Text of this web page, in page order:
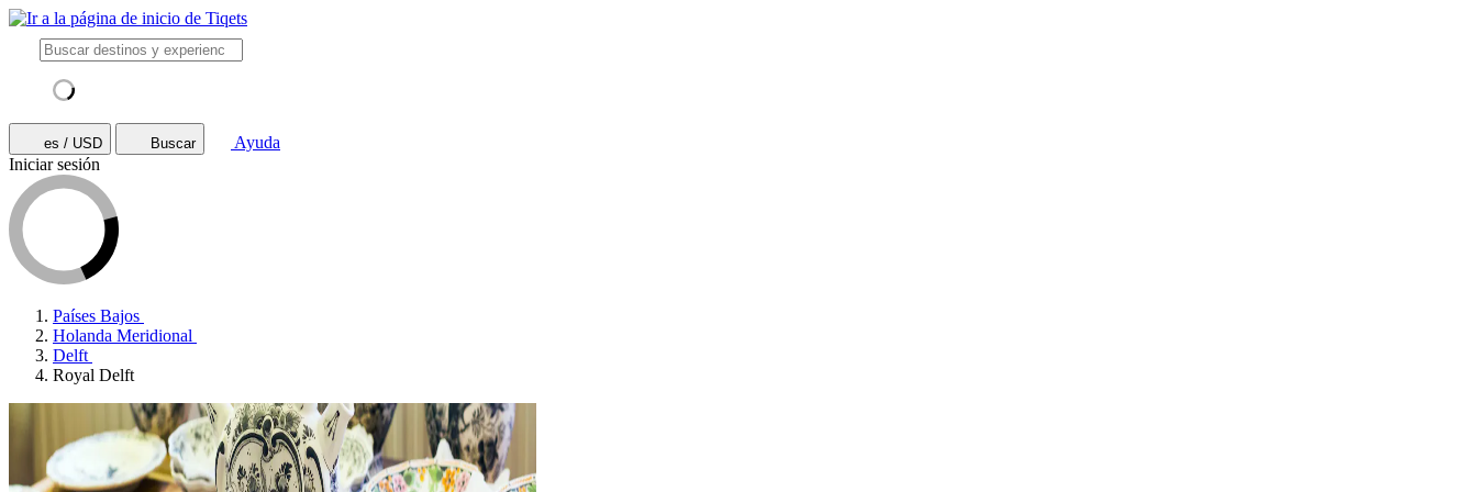
es / USD Buscar
Ayuda
Iniciar sesión
Países Bajos
Holanda Meridional
Delft
Royal Delft